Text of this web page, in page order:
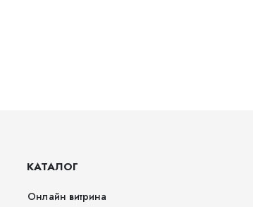
КАТАЛОГ
Онлайн витрина